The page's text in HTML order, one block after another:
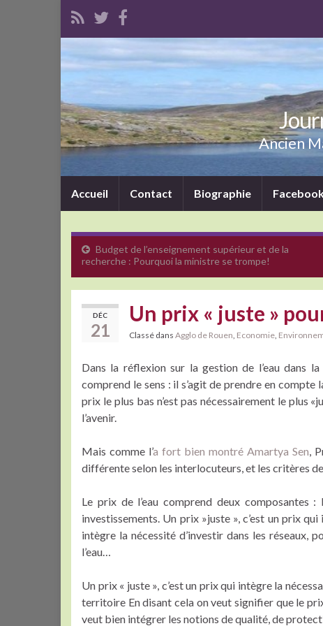
Ancien
Accueil Contact Biographie
Budget de l’enseignement supérieur et de la
recherche : Pourquoi la ministre se trompe!
DÉC
21
Un prix « juste »
Classé dans Agglo de Rouen, Economie,
Dans la réflexion sur la gestion de l’eau dans
comprend le sens : il s’agit de prendre en compte
prix le plus bas n’est pas nécessairement le plus
l’avenir.
Mais comme l’a fort bien montré Amartya Sen,
différente selon les interlocuteurs, et les critères
Le prix de l’eau comprend deux
investissements. Un prix »juste », c’est un prix
intègre la nécessité d’investir dans les
l’eau…
Un prix « juste », c’est un prix qui intègre la
territoire En disant cela on veut signifier que le
veut bien intégrer les notions de qualité, de